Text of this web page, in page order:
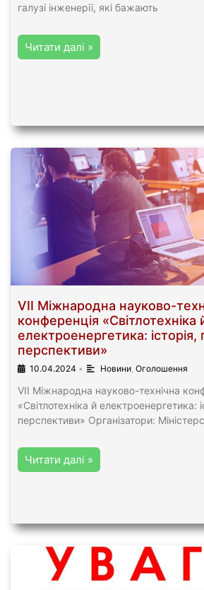
галузі інженерії, які бажають
Читати далі »
VIІ Міжнародна науково-
конференція «Світлотехніка
електроенергетика:
перспективи»
10.04.2024 • Новини Оголошення
VIІ Міжнародна науково-технічна
«Світлотехніка й електроенергетика:
перспективи» Організатори:
Читати далі »